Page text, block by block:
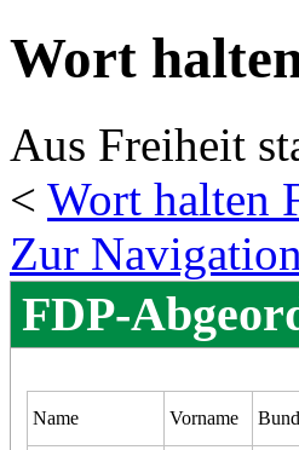
Wort
Aus Freiheit
< Wort halten
Zur
FDP-
Name Vorname